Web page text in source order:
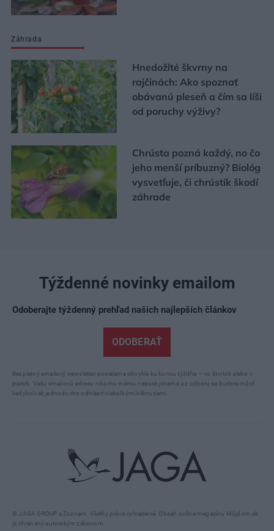
Záhrada
Hnedožlté škvrny na
rajčinách: Ako spoznať
obávanú pleseň a čím sa líši
od poruchy výživy?
Chrústa pozná každý, no čo
jeho menší príbuzný? Biológ
vysvetľuje, či chrústik škodí
záhrade
© JAGA GROUP a Zoznam. Všetky práva vyhradené. Obsah online magazínu Môjdom.sk
je chránený autorským zákonom.
Týždenné novinky emailom
Odoberajte týždenný prehľad našich najlepších článkov
ODOBERAŤ
Bezplatný emailový newsletter posielame obvykle ku koncu týždňa – vo štvrtok alebo v
piatok. Vašu emailovú adresu nikomu inému neposkytneme a z odberu sa budete môcť
kedykoľvek jednoducho odhlásiť niekoľkými kliknutiami.